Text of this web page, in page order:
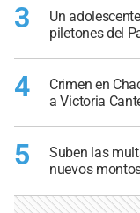
3
Un
piletones del
4
Crimen en
a Victoria
5
Suben las
nuevos